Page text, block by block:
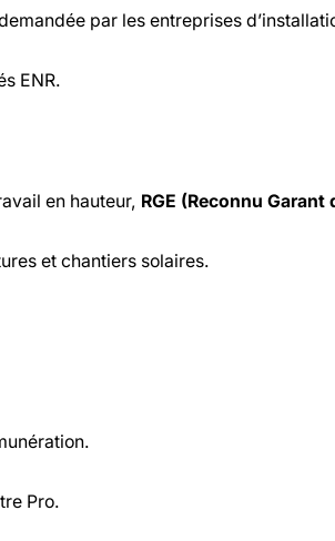
par les entreprises
ENR.
en hauteur, RGE (Reconnu Garant
et chantiers solaires.
Pro.